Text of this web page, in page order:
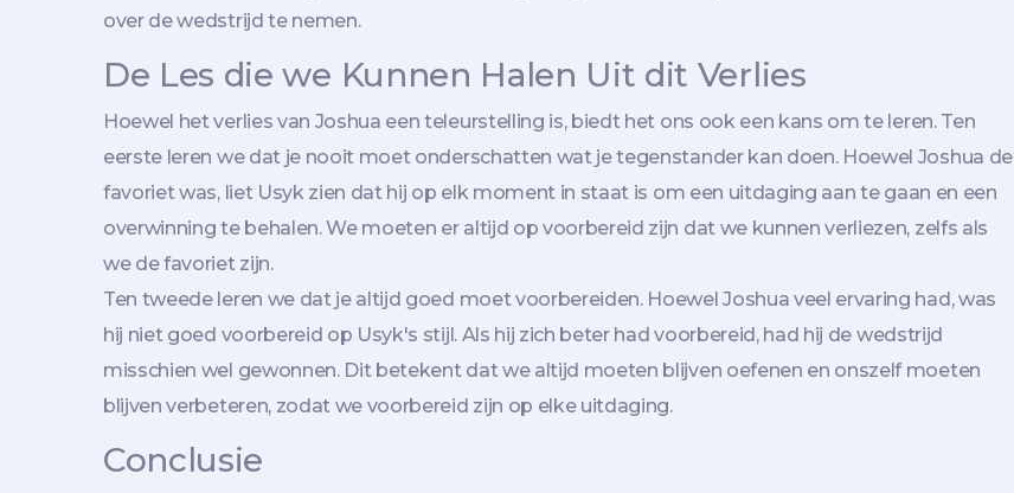
over de wedstrijd te nemen.
De Les die we Kunnen Halen Uit dit Verlies
Hoewel het verlies van Joshua een teleurstelling is, biedt het ons ook een kans om te leren. Ten
eerste leren we dat je nooit moet onderschatten wat je tegenstander kan doen. Hoewel Joshua de
favoriet was, liet Usyk zien dat hij op elk moment in staat is om een uitdaging aan te gaan en een
overwinning te behalen. We moeten er altijd op voorbereid zijn dat we kunnen verliezen, zelfs als
we de favoriet zijn.
Ten tweede leren we dat je altijd goed moet voorbereiden. Hoewel Joshua veel ervaring had, was
hij niet goed voorbereid op Usyk's stijl. Als hij zich beter had voorbereid, had hij de wedstrijd
misschien wel gewonnen. Dit betekent dat we altijd moeten blijven oefenen en onszelf moeten
blijven verbeteren, zodat we voorbereid zijn op elke uitdaging.
Conclusie